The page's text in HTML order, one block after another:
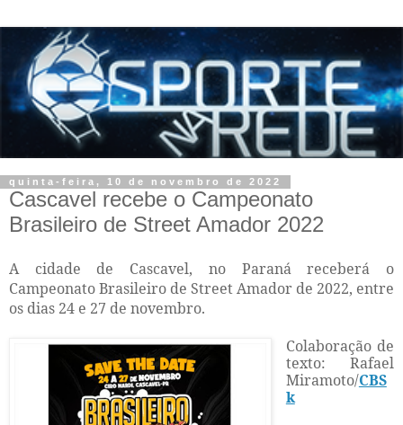
quinta-feira, 10 de novembro de 2022
Cascavel recebe o Campeonato
Brasileiro de Street Amador 2022
A cidade de Cascavel, no Paraná receberá o
Campeonato Brasileiro de Street Amador de 2022, entre
os dias 24 e 27 de novembro.
Colaboração de
texto: Rafael
Miramoto/CBS
k